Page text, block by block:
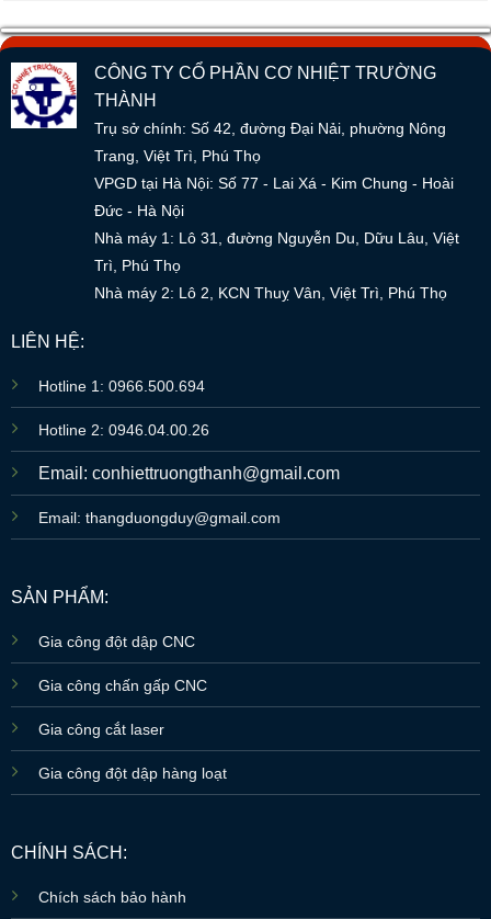
CÔNG TY CỔ PHẦN CƠ NHIỆT TRƯỜNG
THÀNH
Trụ sở chính: Số 42, đường Đại Nải, phường Nông
Trang, Việt Trì, Phú Thọ
VPGD tại Hà Nội: Số 77 - Lai Xá - Kim Chung - Hoài
Đức - Hà Nội
Nhà máy 1: Lô 31, đường Nguyễn Du, Dữu Lâu, Việt
Trì, Phú Thọ
Nhà máy 2: Lô 2, KCN Thuỵ Vân, Việt Trì, Phú Thọ
LIÊN HỆ:
Hotline 1: 0966.500.694
Hotline 2: 0946.04.00.26
Email: conhiettruongthanh@gmail.com
Email: thangduongduy@gmail.com
SẢN PHẨM:
Gia công đột dập CNC
Gia công chấn gấp CNC
Gia công cắt laser
Gia công đột dập hàng loạt
CHÍNH SÁCH:
Chích sách bảo hành